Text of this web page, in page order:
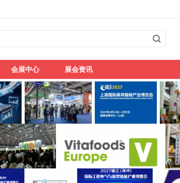
会展中心 展会资讯